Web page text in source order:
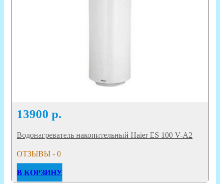
13900 р.
Водонагреватель накопительный Haier ES 100 V-A2
ОТЗЫВЫ - 0
В КОРЗИНУ